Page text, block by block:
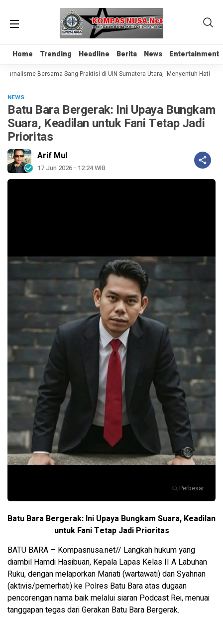
Home Trending Headline Berita News Entertainment
Home Trending Headline Berita News Entertainment
Bersama Sang Praktisi di UIN Sumatera Utara, ‘Menyentuh Hati Lewat
NEWS
Batu Bara Bergerak: Ini Upaya Bungkam
Suara, Keadilan untuk Fani Tetap Jadi
Prioritas
Arif Mul
17 Jun 2026 - 12:24 WIB
Perbesar
Batu Bara Bergerak: Ini Upaya Bungkam Suara, Keadilan
untuk Fani Tetap Jadi Prioritas
BATU BARA – Kompasnusa.net// Langkah hukum yang
diambil Hamdi Hasibuan, Kepala Lapas Kelas II A Labuhan
Ruku, dengan melaporkan Mariati (wartawati) dan Syahnan
(aktivis/pemerhati) ke Polres Batu Bara atas dugaan
pencorengan nama baik melalui siaran Podcast Rei, menuai
tanggapan tegas dari Gerakan Batu Bara Bergerak.